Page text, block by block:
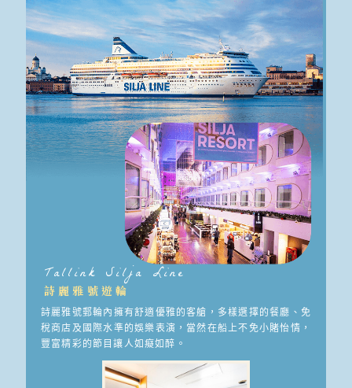
Tallink Silja Line
詩麗雅號遊輪
詩麗雅號郵輪內擁有舒適優雅的客艙，多樣選擇的餐廳、免
稅商店及國際水準的娛樂表演，當然在船上不免小賭怡情，
豐富精彩的節目讓人如癡如醉。